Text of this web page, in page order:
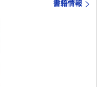
書籍情報